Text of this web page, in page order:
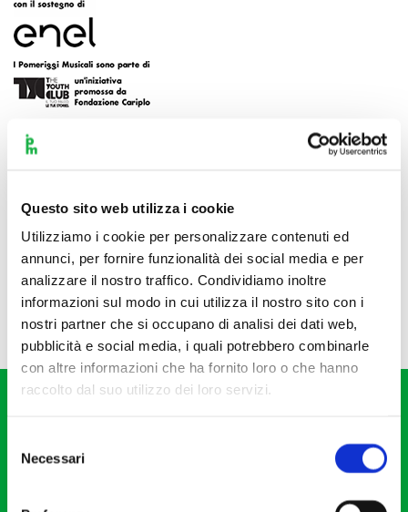
Questo sito web utilizza i cookie
Utilizziamo i cookie per personalizzare contenuti ed
annunci, per fornire funzionalità dei social media e per
analizzare il nostro traffico. Condividiamo inoltre
informazioni sul modo in cui utilizza il nostro sito con i
nostri partner che si occupano di analisi dei dati web,
pubblicità e social media, i quali potrebbero combinarle
con altre informazioni che ha fornito loro o che hanno
raccolto dal suo utilizzo dei loro servizi.
delNecessari